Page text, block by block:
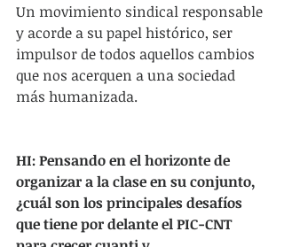
Un movimiento sindical responsable
y acorde a su papel histórico, ser
impulsor de todos aquellos cambios
que nos acerquen a una sociedad
más humanizada.
HI: Pensando en el horizonte de
organizar a la clase en su conjunto,
¿cuál son los principales desafíos
que tiene por delante el PIC-CNT